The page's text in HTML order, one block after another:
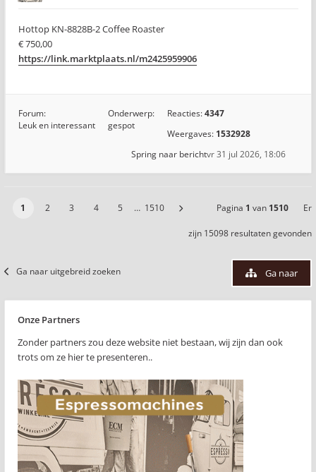
Hottop KN-8828B-2 Coffee Roaster
€ 750,00
https://link.marktplaats.nl/m2425959906
Forum:
Leuk en interessant
Onderwerp:
gespot
Reacties:4347
Weergaves: 1532928
vr 31 jul 2026, 18:06
Spring naar bericht
1 2 3 4 5 … 1510 Pagina 1 van 1510 Er
zijn 15098 resultaten gevonden
Ga naar uitgebreid zoeken Ga naar
Onze Partners
Zonder partners zou deze website niet bestaan, wij zijn dan ook
trots om ze hier te presenteren..